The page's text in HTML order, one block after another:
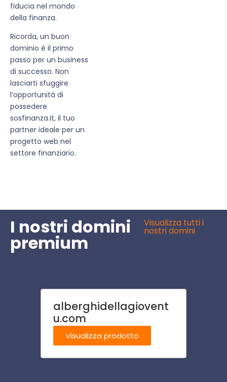
fiducia nel mondo
della finanza.
Ricorda, un buon
dominio è il primo
passo per un business
di successo. Non
lasciarti sfuggire
l’opportunità di
possedere
sosfinanza.it, il tuo
partner ideale per un
progetto web nel
settore finanziario.
I nostri domini
premium
Visualizza tutti i
nostri domini
alberghidellagiovent
u.com
Visualizza prodotto